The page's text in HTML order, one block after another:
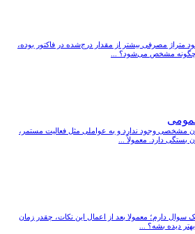
مصرفی بیشتر از مقدار درج‌شده در فاکتور بوده،
چگونه مشخص می‌شود؟ ...
مشخصی وجود ندارد و به عواملی مثل فعالیت مستمر،
بستگی دارد. معمولاً ...
دارم؛ معمولا بعد از اعمال این نکات، چقدر زمان
بهتر دیده بشه؟ ...